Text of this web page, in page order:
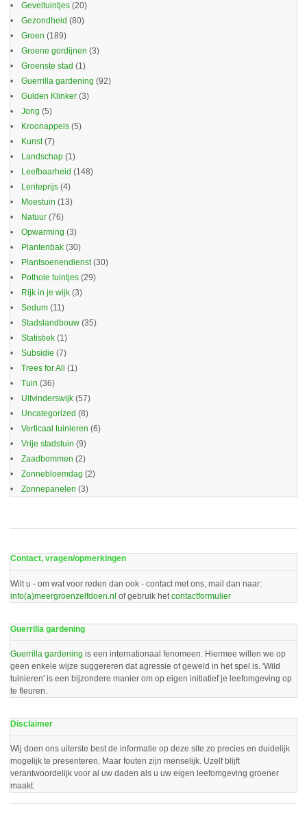
Geveltuintjes (20)
Gezondheid (80)
Groen (189)
Groene gordijnen (3)
Groenste stad (1)
Guerrilla gardening (92)
Gulden Klinker (3)
Jong (5)
Kroonappels (5)
Kunst(7)
Landschap (1)
Leefbaarheid (148)
Lenteprijs (4)
Moestuin (13)
Natuur (76)
Opwarming (3)
Plantenbak (30)
Plantsoenendienst(30)
Pothole tuintjes (29)
Rijk in je wijk (3)
Sedum (11)
Stadslandbouw (35)
Statistiek (1)
Subsidie (7)
Trees for All
(1)
Tuin (36)
Uitvinderswijk (57)
Uncategorized (8)
Verticaal tuinieren (6)
Vrije stadstuin (9)
Zaadbommen (2)
Zonnebloemdag (2)
Zonnepanelen (3)
Contact, vragen/opmerkingen
Wilt u - om wat voor reden dan ook - contact met ons, mail dan naar:
info(a)meergroenzelfdoen.nl of gebruik het contactformulier
Guerrilla gardening
Guerrilla gardening is een internationaal fenomeen. Hiermee willen we op
geen enkele wijze suggereren dat agressie of geweld in het spel is. 'Wild
tuinieren' is een bijzondere manier om op eigen initiatief je leefomgeving op
te fleuren.
Disclaimer
Wij doen ons uiterste best de informatie op deze site zo precies en duidelijk
mogelijk te presenteren. Maar fouten zijn menselijk. Uzelf blijft
verantwoordelijk voor al uw daden als u uw eigen leefomgeving groener
maakt.